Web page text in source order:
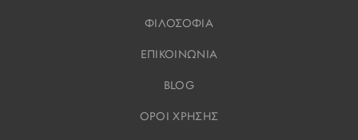
ΦΙΛΟΣΟΦΙΑ
ΕΠΙΚΟΙΝΩΝΙΑ
BLOG
ΟΡΟΙ ΧΡΗΣΗΣ